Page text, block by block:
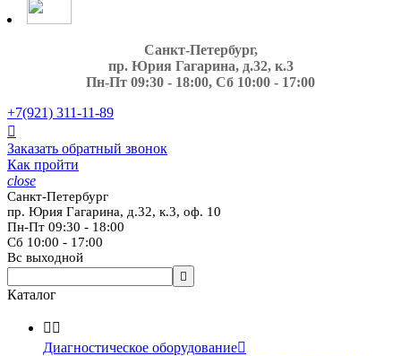
Санкт-Петербург,
пр. Юрия Гагарина, д.32, к.3
Пн-Пт 09:30 - 18:00, Сб 10:00 - 17:00
+7(921) 311-11-89

Заказать обратный звонок
Как пройти
close
Санкт-Петербург
пр. Юрия Гагарина, д.32, к.3, оф. 10
Пн-Пт 09:30 - 18:00
Сб 10:00 - 17:00
Вс выходной

Каталог
 
Диагностическое оборудование